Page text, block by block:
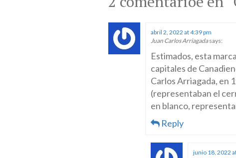
abril 2, 2022 at 4:39 pm
Juan Carlos Arriagada says:
Estimados, esta
capitales de
Carlos Arriagada, en
(representaban el
en blanco,
Reply
junio 18, 2022